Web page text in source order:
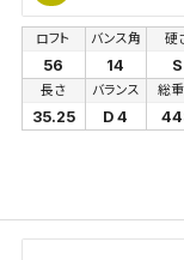
ロフト
56
バンス角
14
硬
S
長さ
35.25
バランス
D 4
総